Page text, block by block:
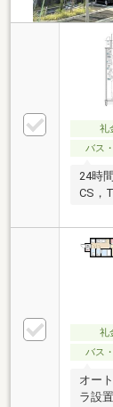
礼
バス
24時
CS，
礼
バス
オー
ラ設